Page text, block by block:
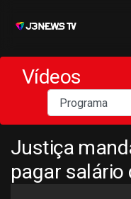
Vídeos
Justiça
pagar salário